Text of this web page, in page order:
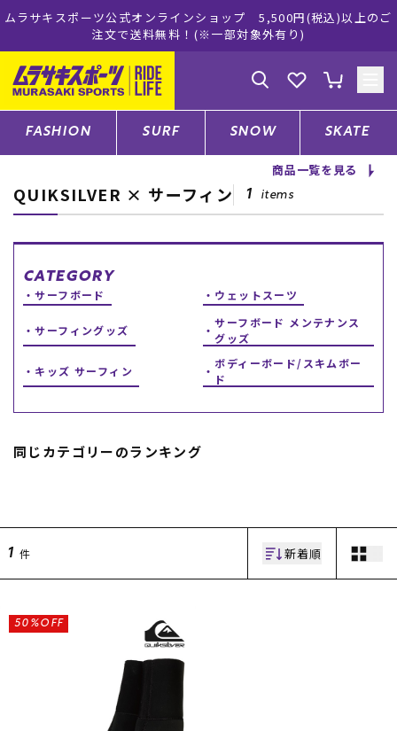
ポーツ公式オンラインショップ 5,500円(税込)以上のご
注文で送料無料！(※一部対象外有り)
ムラサキ
ゲスト様
ログイン 会員登録
店舗一覧
CATEGORY
ファッションTOP
サーフTOP
特集一覧
RIDE LIFE MAGAZINE一
中古/アウトレット サー
中古/アウトレット スノ
SUPPORT
FASHION SURF SNOW SKATE
商品一覧を見る
QUIKSILVER × サーフィン 1 items
CATEGORY
サーフボード
ウェットスーツ
サーフィングッズ
サーフボード メンテナンス
グッズ
キッズ サーフィン
ボディーボード/スキムボー
ド
同じカテゴリーのランキング
1 件 新着順
50%OFF